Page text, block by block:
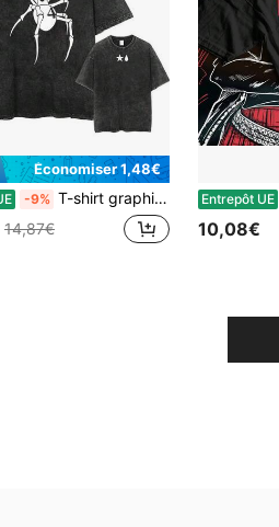
Économiser 1,48€
-9% T-shirt graphique délavé avec logo anime de Hisoka et Chrollo, T-shirts vintage pour hommes, vêtements décontractés en coton, top Harajuku
14,87€
Entrepôt UE
10,08€